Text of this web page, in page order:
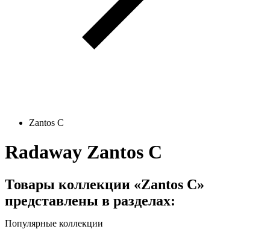
Zantos C
Radaway Zantos C
Товары коллекции «Zantos C»
представлены в разделах:
Популярные коллекции